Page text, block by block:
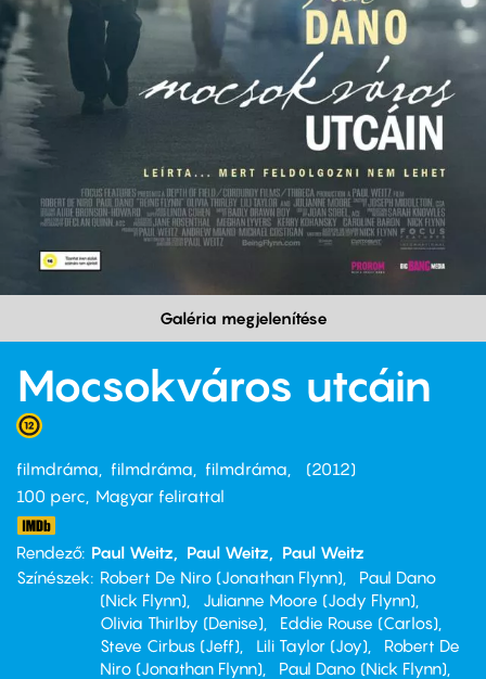
Galéria megjelenítése
Mocsokváros utcáin
filmdráma filmdráma filmdráma
2012
100 perc,
Magyar felirattal
Rendező Paul Weitz Paul Weitz
Paul Weitz
Színészek
Robert De Niro (Jonathan Flynn)
Paul Dano
(Nick Flynn)
Julianne Moore (Jody Flynn)
Olivia Thirlby (Denise)
Eddie Rouse (Carlos)
Steve Cirbus (Jeff)
Lili Taylor (Joy)
Robert De
Niro (Jonathan Flynn)
Paul Dano (Nick Flynn)